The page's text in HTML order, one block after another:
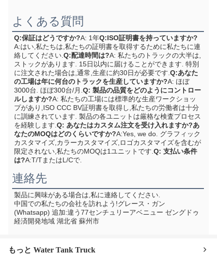
よくある質問
Q:保証はどうですか?A: 1年Q:ISO証明書を持っていますか?
A:はい,私たちは,私たちの証明書を取得するために私たちに連
絡してください. Q:配達時間は?A: 私たちのトラックの大半は,
ストックがあります. 15日以内に届けることができます. 特別
に注文された場合は,通常,生産に約30日が必要です. Q:あなた
の工場は年に何台のトラックを生産していますか?A: ほぼ
3000台. ほぼ300台/月. Q: 製品の品質をどのようにコントロー
ルしますか?A: 私たちの工場には標準的な生産ワークショッ
プがあり,ISO CCC BV証明書を取得し,私たちの労働者は十分
に訓練されています. 製品の各ユニットは厳格な検査プロセス
を経験します. Q: あなたはカスタム注文を受け入れますか?あ
なたのMOQはどのくらいですか?A:Yes, we do. グラフィック
カスタマイズ,カラーカスタマイズ,ロゴカスタマイズを含むが
限定されない,私たちのMOQは1ユニットです. Q: 支払い条件
は?A:T/TまたはL/Cで.
連絡先
製品に興味がある場合は,私に連絡してください.
中国での私たちの会社を訪れよう!グレース・ガン
(Whatsapp) 追加:違う77センチュリーアベニュー ゼングドゥ
経済開発地域 湖北省 蘇州市
もっと Water Tank Truck